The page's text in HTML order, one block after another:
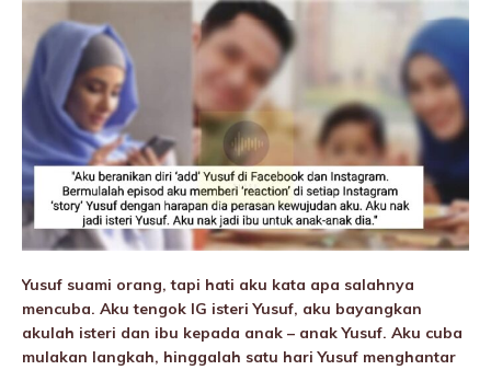
Yusuf suami orang, tapi hati aku kata apa salahnya
mencuba. Aku tengok IG isteri Yusuf, aku bayangkan
akulah isteri dan ibu kepada anak – anak Yusuf. Aku cuba
mulakan langkah, hinggalah satu hari Yusuf menghantar